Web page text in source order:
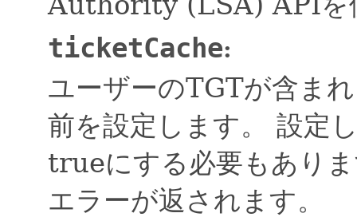
ticketCache:
ユーザーのTGTが含ま
前を設定します。
設定
trueにする必要もあり
エラーが返されます。